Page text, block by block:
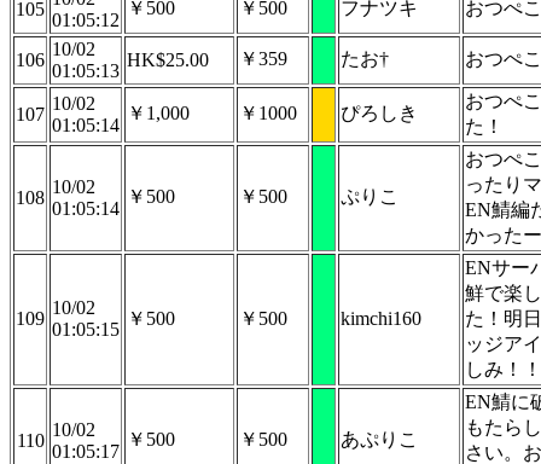
105
01:05:12
￥500 ￥500 フナツキ おつぺ
106
10/02
01:05:13
HK$25.00 ￥359 たお† おつぺ
107
10/02
01:05:14
￥1,000 ￥1000 ぴろしき
おつぺ
た！
108
10/02
01:05:14
￥500 ￥500 ぷりこ
おつぺ
ったり
EN鯖編
かった
109
10/02
01:05:15
￥500 ￥500 kimchi160
ENサー
鮮で楽
た！明
ッジア
しみ！
110
10/02
01:05:17
￥500 ￥500 あぷりこ
EN鯖に
もたら
さい。